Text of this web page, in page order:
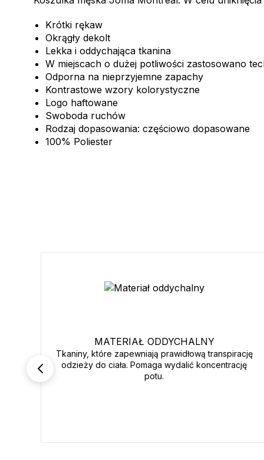
Krótki rękaw
Okrągły dekolt
Lekka i oddychająca tkanina
W miejscach o dużej potliwości zastosowano
Odporna na nieprzyjemne zapachy
Kontrastowe wzory kolorystyczne
Logo haftowane
Swoboda ruchów
Rodzaj dopasowania: częściowo dopasowane
100% Poliester
MATERIAŁ ODDYCHALNY
Tkaniny, które zapewniają prawidłową transpirację
odzieży do ciała. Pomaga wydalić koncentrację
potu.